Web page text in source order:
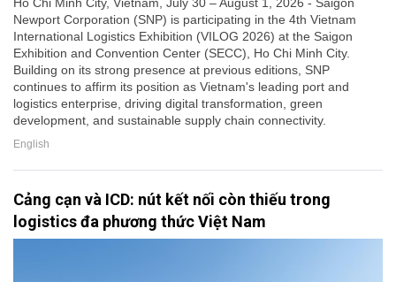
Newport Corporation (SNP) is participating in the 4th Vietnam
International Logistics Exhibition (VILOG 2026) at the Saigon
Exhibition and Convention Center (SECC), Ho Chi Minh City.
Building on its strong presence at previous editions, SNP
continues to affirm its position as Vietnam's leading port and
logistics enterprise, driving digital transformation, green
development, and sustainable supply chain connectivity.
English
Cảng cạn và ICD: nút kết nối còn thiếu trong
logistics đa phương thức Việt Nam